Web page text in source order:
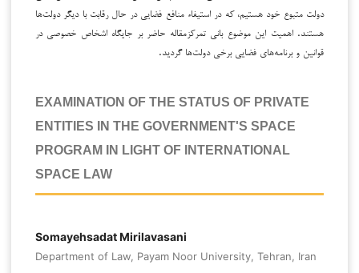
دولت متبوع خود هستیم، که در استیفاء منافع فضایی در حال رقابت با دیگر دولت‌ها
هستند. اهمیت این موضوع بانی تمرکزمقاله حاضر بر جایگاه اشخاص خصوصی در
قوانین و برنامه‌های فضایی برخی دولت‌ها گردید.
EXAMINATION OF THE STATUS OF PRIVATE
ENTITIES IN THE GOVERNMENT'S SPACE
PROGRAM IN LIGHT OF INTERNATIONAL
SPACE LAW
Somayehsadat Mirilavasani
Department of Law, Payam Noor University, Tehran, Iran